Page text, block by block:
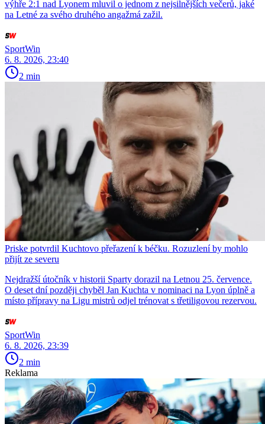
výhře 2:1 nad Lyonem mluvil o jednom z nejsilnějších večerů, jaké
na Letné za svého druhého angažmá zažil.
SportWin
6. 8. 2026, 23:40
2 min
Priske potvrdil Kuchtovo přeřazení k béčku. Rozuzlení by mohlo
přijít ze severu
Nejdražší útočník v historii Sparty dorazil na Letnou 25. července.
O deset dní později chyběl Jan Kuchta v nominaci na Lyon úplně a
místo přípravy na Ligu mistrů odjel trénovat s třetiligovou rezervou.
SportWin
6. 8. 2026, 23:39
2 min
Reklama